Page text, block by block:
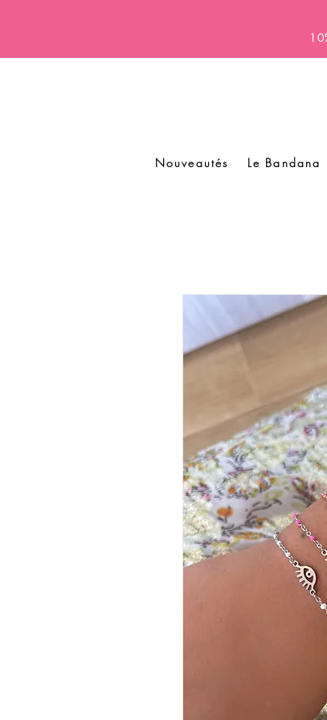
Nouveautés Le Bandana